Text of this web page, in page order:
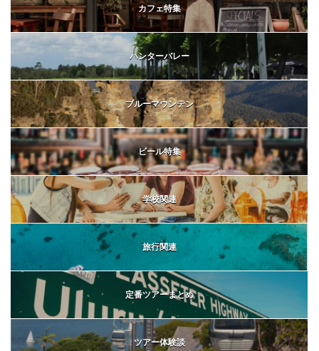
カフェ特集
ハンターバレー
ブルーマウンテン
ビール特集
学校関連
旅行関連
定番ツアーまとめ
ツアー体験談